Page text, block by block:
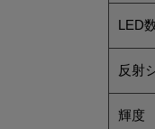
LED
反射
輝度